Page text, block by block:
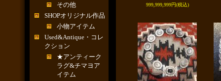
その他
SHOPオリジナル作品
小物アイテム
Used&Antique・コレ
クション
★アンティーク
ラグ&チマヨア
イテム
999,999,999円(税込)